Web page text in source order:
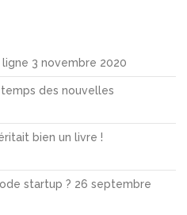
ligne 3 novembre 2020
des nouvelles
bien un livre !
startup ? 26 septembre